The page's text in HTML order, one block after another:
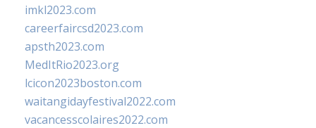
imkl2023.com
careerfaircsd2023.com
apsth2023.com
MedItRio2023.org
lcicon2023boston.com
waitangidayfestival2022.com
vacancesscolaires2022.com